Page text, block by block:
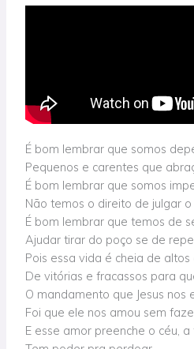
É bom lembrar que somos
Pequenos e carentes que
É bom lembrar que somos
Não temos o direito de julgar
É bom lembrar que temos de
Ajudar tirar do poço se de
Pois essa vida é cheia de altos
De vitórias e fracassos para
O mandamento que Jesus nos
Foi que ele nos amou sem
E esse amor preenche o céu,